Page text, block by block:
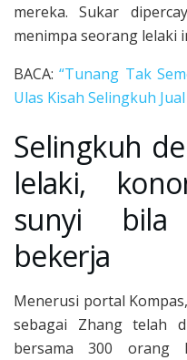
mereka. Sukar
menimpa seorang lelaki
BACA:“Tunang Tak
Ulas Kisah Selingkuh
Selingkuh
lelaki,
sunyi
bekerja
Menerusi portal
sebagai Zhang telah
bersama 300 orang